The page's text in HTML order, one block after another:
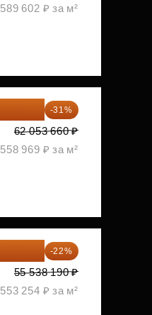
589 602 ₽ за м²
-31%
62 053 660 ₽
558 969 ₽ за м²
-22%
55 538 190 ₽
553 254 ₽ за м²